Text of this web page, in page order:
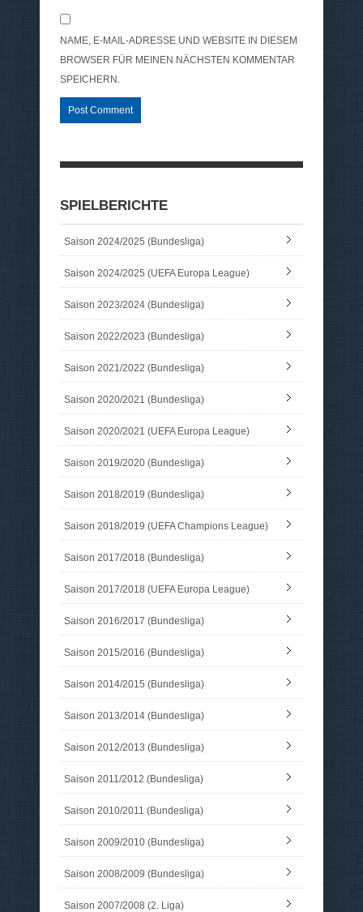
NAME, E-MAIL-ADRESSE UND WEBSITE IN DIESEM
BROWSER FÜR MEINEN NÄCHSTEN KOMMENTAR
SPEICHERN.
SPIELBERICHTE
Saison 2024/2025 (Bundesliga)
Saison 2024/2025 (UEFA Europa League)
Saison 2023/2024 (Bundesliga)
Saison 2022/2023 (Bundesliga)
Saison 2021/2022 (Bundesliga)
Saison 2020/2021 (Bundesliga)
Saison 2020/2021 (UEFA Europa League)
Saison 2019/2020 (Bundesliga)
Saison 2018/2019 (Bundesliga)
Saison 2018/2019 (UEFA Champions League)
Saison 2017/2018 (Bundesliga)
Saison 2017/2018 (UEFA Europa League)
Saison 2016/2017 (Bundesliga)
Saison 2015/2016 (Bundesliga)
Saison 2014/2015 (Bundesliga)
Saison 2013/2014 (Bundesliga)
Saison 2012/2013 (Bundesliga)
Saison 2011/2012 (Bundesliga)
Saison 2010/2011 (Bundesliga)
Saison 2009/2010 (Bundesliga)
Saison 2008/2009 (Bundesliga)
Saison 2007/2008 (2. Liga)